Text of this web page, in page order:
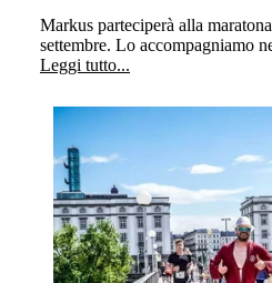
Markus parteciperà alla
settembre. Lo accompagniamo
Leggi tutto...